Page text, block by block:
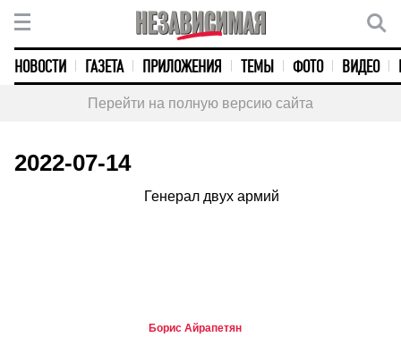
НОВОСТИ ГАЗЕТА ПРИЛОЖЕНИЯ ТЕМЫ ФОТО ВИДЕО
Перейти на полную версию сайта
2022-07-14
Генерал двух армий
Борис Айрапетян